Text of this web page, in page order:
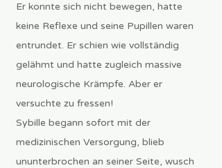
Er konnte sich nicht bewegen, hatte
keine Reflexe und seine Pupillen waren
entrundet. Er schien wie vollständig
gelähmt und hatte zugleich massive
neurologische Krämpfe. Aber er
versuchte zu fressen!
Sybille begann sofort mit der
medizinischen Versorgung, blieb
ununterbrochen an seiner Seite, wusch